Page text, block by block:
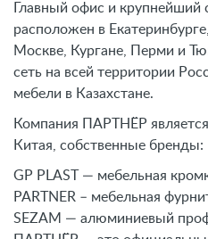
Главный офис и
расположен в
Москве, Кургане, Перми и
сеть на всей территории
мебели в Казахстане.
Компания ПАРТНЁР
Китая, собственные бренды:
GP PLAST — мебельная
PARTNER – мебельная
SEZAM — алюминиевый